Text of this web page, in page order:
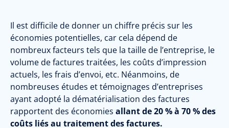
Il est difficile de donner un chiffre précis sur les
économies potentielles, car cela dépend de
nombreux facteurs tels que la taille de l’entreprise, le
volume de factures traitées, les coûts d’impression
actuels, les frais d’envoi, etc. Néanmoins, de
nombreuses études et témoignages d’entreprises
ayant adopté la dématérialisation des factures
rapportent des économies allant de 20 % à 70 % des
coûts liés au traitement des factures.